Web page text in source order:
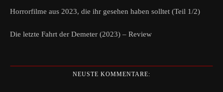
Horrorfilme aus 2023, die ihr gesehen haben solltet (Teil 1/2)
Die letzte Fahrt der Demeter (2023) – Review
NEUSTE KOMMENTARE: